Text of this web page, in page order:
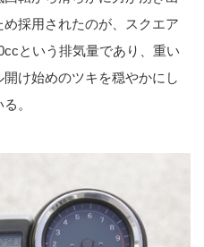
採用されたのが、スクエア
という排気量であり、重い
け始めのツキを穏やかにし
る。